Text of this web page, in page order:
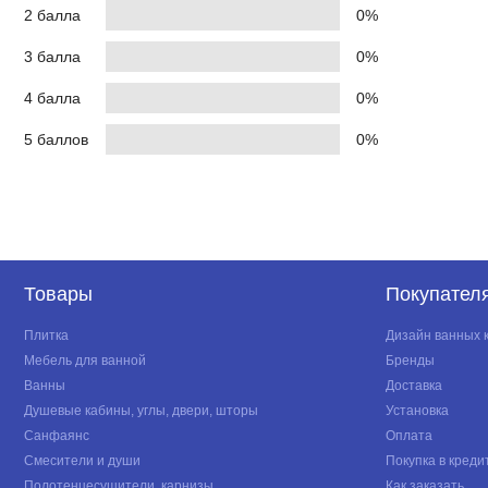
2 балла 0%
3 балла 0%
4 балла 0%
5 баллов 0%
Товары
Плитка
Мебель для ванной
Ванны
Душевые кабины, углы, двери, шторы
Санфаянс
Смесители и души
Дизайн ванных
Бренды
Доставка
Установка
Оплата
Покупка в